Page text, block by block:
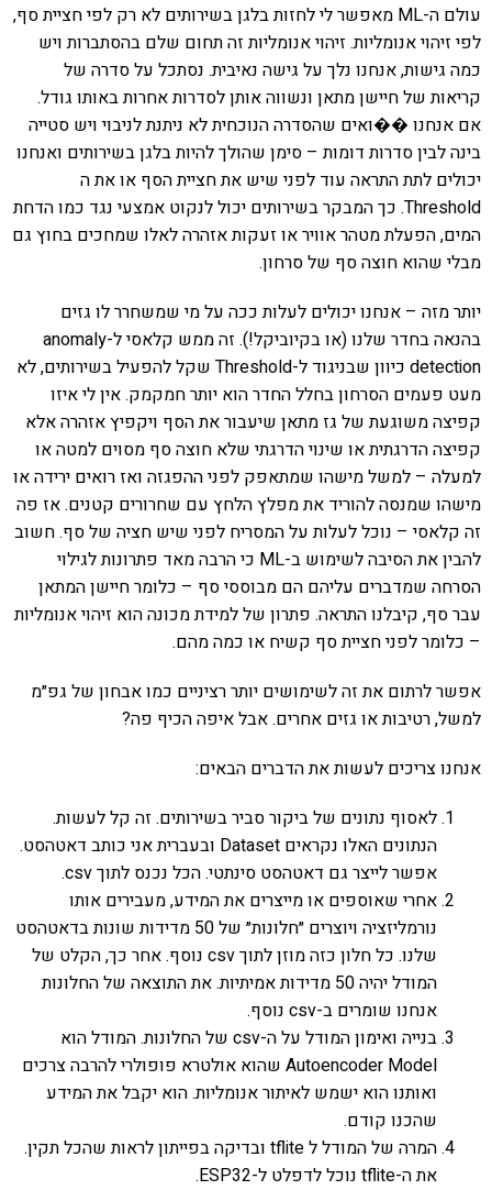
עולם ה-ML מאפשר לי לחזות בלגן בשירותים לא רק לפי חציית סף,
לפי זיהוי אנומליות. זיהוי אנומליות זה תחום שלם בהסתברות ויש
כמה גישות, אנחנו נלך על גישה נאיבית. נסתכל על סדרה של
קריאות של חיישן מתאן ונשווה אותן לסדרות אחרות באותו גודל.
אם אנחנו ��ואים שהסדרה הנוכחית לא ניתנת לניבוי ויש סטייה
בינה לבין סדרות דומות – סימן שהולך להיות בלגן בשירותים ואנחנו
יכולים לתת התראה עוד לפני שיש את חציית הסף או את ה
Threshold. כך המבקר בשירותים יכול לנקוט אמצעי נגד כמו הדחת
המים, הפעלת מטהר אוויר או זעקות אזהרה לאלו שמחכים בחוץ גם
מבלי שהוא חוצה סף של סרחון.
יותר מזה – אנחנו יכולים לעלות ככה על מי שמשחרר לו גזים
בהנאה בחדר שלנו (או בקיוביקל!). זה ממש קלאסי ל-anomaly
detection כיוון שבניגוד ל-Threshold שקל להפעיל בשירותים, לא
מעט פעמים הסרחון בחלל החדר הוא יותר חמקמק. אין לי איזו
קפיצה משוגעת של גז מתאן שיעבור את הסף ויקפיץ אזהרה אלא
קפיצה הדרגתית או שינוי הדרגתי שלא חוצה סף מסוים למטה או
למעלה – למשל מישהו שמתאפק לפני ההפגזה ואז רואים ירידה או
מישהו שמנסה להוריד את מפלץ הלחץ עם שחרורים קטנים. אז פה
זה קלאסי – נוכל לעלות על המסריח לפני שיש חציה של סף. חשוב
להבין את הסיבה לשימוש ב-ML כי הרבה מאד פתרונות לגילוי
הסרחה שמדברים עליהם הם מבוססי סף – כלומר חיישן המתאן
עבר סף, קיבלנו התראה. פתרון של למידת מכונה הוא זיהוי אנומליות
– כלומר לפני חציית סף קשיח או כמה מהם.
אפשר לרתום את זה לשימושים יותר רציניים כמו אבחון של גפ״מ
למשל, רטיבות או גזים אחרים. אבל איפה הכיף פה?
אנחנו צריכים לעשות את הדברים הבאים:
לאסוף נתונים של ביקור סביר בשירותים. זה קל לעשות.
הנתונים האלו נקראים Dataset ובעברית אני כותב דאטהסט.
אפשר לייצר גם דאטהסט סינתטי. הכל נכנס לתוך csv.
אחרי שאוספים או מייצרים את המידע, מעבירים אותו
נורמליזציה ויוצרים ״חלונות״ של 50 מדידות שונות בדאטהסט
שלנו. כל חלון כזה מוזן לתוך csv נוסף. אחר כך, הקלט של
המודל יהיה 50 מדידות אמיתיות. את התוצאה של החלונות
אנחנו שומרים ב-csv נוסף.
בנייה ואימון המודל על ה-csv של החלונות. המודל הוא
Autoencoder Model שהוא אולטרא פופולרי להרבה צרכים
ואותנו הוא ישמש לאיתור אנומליות. הוא יקבל את המידע
שהכנו קודם.
המרה של המודל ל tflite ובדיקה בפייתון לראות שהכל תקין.
את ה-tflite נוכל לדפלט ל-ESP32.